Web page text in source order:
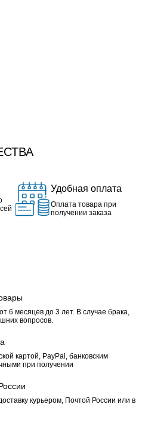
Удобная оплата
Оплата товара при
получении заказа
6 месяцев до 3 лет. В случае брака,
вопросов.
картой, PayPal, банковским
при получении
курьером, Почтой России или в